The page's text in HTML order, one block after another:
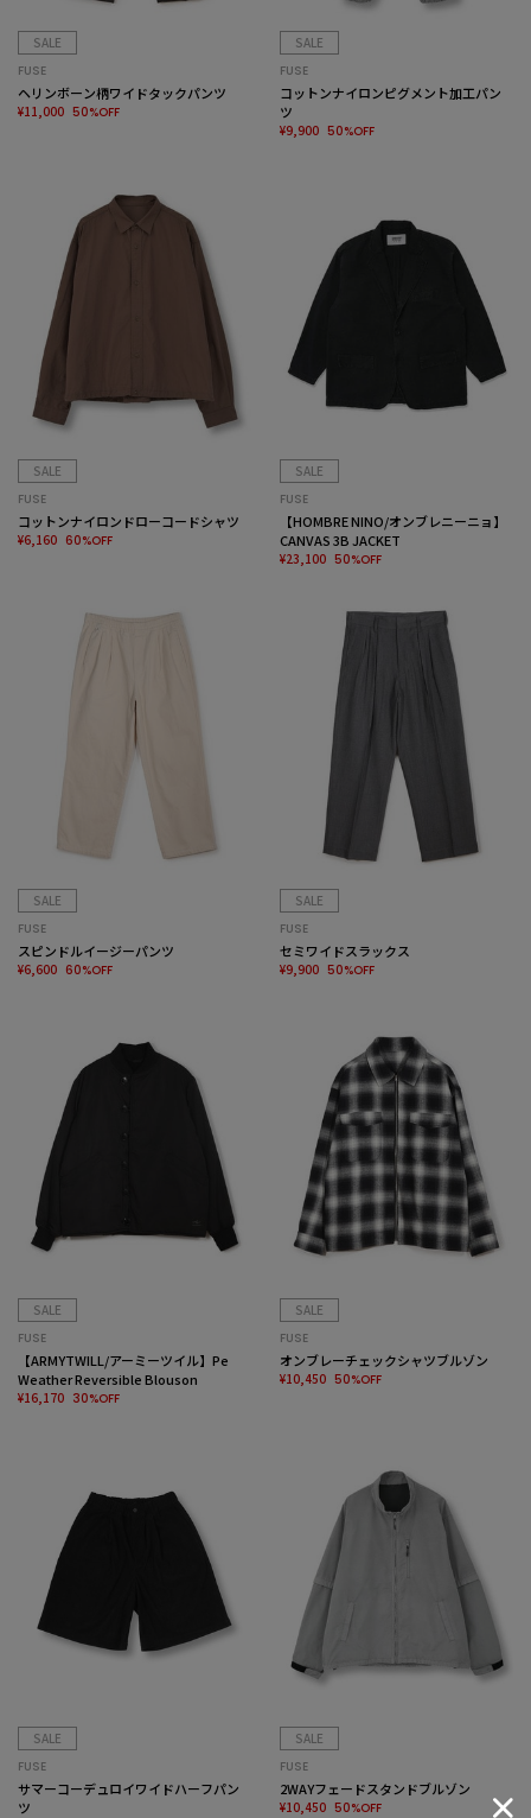
SALE
FUSE
ヘリンボーン柄ワイドタックパンツ
¥11,000 50%OFF
SALE
FUSE
コットンナイロンピグメント加工パン
ツ
¥9,900 50%OFF
SALE
FUSE
コットンナイロンドローコードシャツ
¥6,160 60%OFF
SALE
FUSE
【HOMBRE NINO/オンブレニーニョ】
CANVAS 3B JACKET
¥23,100 50%OFF
SALE
FUSE
スピンドルイージーパンツ
¥6,600 60%OFF
SALE
FUSE
セミワイドスラックス
¥9,900 50%OFF
SALE
FUSE
【ARMYTWILL/アーミーツイル】Pe
Weather Reversible Blouson
¥16,170 30%OFF
SALE
FUSE
オンブレーチェックシャツブルゾン
¥10,450 50%OFF
SALE
FUSE
サマーコーデュロイワイドハーフパン
ツ
SALE
FUSE
2WAYフェードスタンドブルゾン
¥10,450 50%OFF